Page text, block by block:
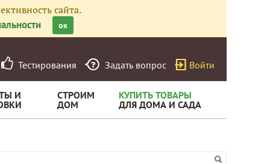
сайта.
ок
Тестирования Задать вопрос Войти
И
СТРОИМ
ДОМ
КУПИТЬ ТОВАРЫ
ДЛЯ ДОМА И САДА